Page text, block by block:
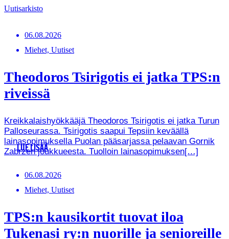
Uutisarkisto
06.08.2026
Miehet, Uutiset
Theodoros Tsirigotis ei jatka TPS:n
riveissä
Kreikkalaishyökkääjä Theodoros Tsirigotis ei jatka Turun
Palloseurassa. Tsirigotis saapui Tepsiin keväällä
lainasopimuksella Puolan pääsarjassa pelaavan Gornik
Zabrzen joukkueesta. Tuolloin lainasopimuksen[…]
LUE LISÄÄ
06.08.2026
Miehet, Uutiset
TPS:n kausikortit tuovat iloa
Tukenasi ry:n nuorille ja senioreille